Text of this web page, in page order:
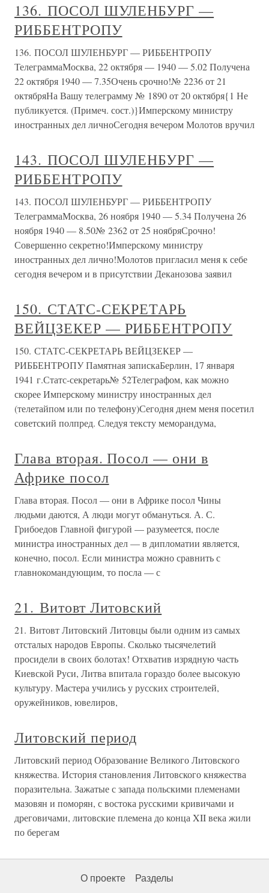
136. ПОСОЛ ШУЛЕНБУРГ —
РИББЕНТРОПУ
136. ПОСОЛ ШУЛЕНБУРГ — РИББЕНТРОПУ
ТелеграммаМосква, 22 октября — 1940 — 5.02 Получена
22 октября 1940 — 7.35Очень срочно!№ 2236 от 21
октябряНа Вашу телеграмму № 1890 от 20 октября{1 Не
публикуется. (Примеч. сост.)}Имперскому министру
иностранных дел личноСегодня вечером Молотов вручил
143. ПОСОЛ ШУЛЕНБУРГ —
РИББЕНТРОПУ
143. ПОСОЛ ШУЛЕНБУРГ — РИББЕНТРОПУ
ТелеграммаМосква, 26 ноября 1940 — 5.34 Получена 26
ноября 1940 — 8.50№ 2362 от 25 ноябряСрочно!
Совершенно секретно!Имперскому министру
иностранных дел лично!Молотов пригласил меня к себе
сегодня вечером и в присутствии Деканозова заявил
150. СТАТС-СЕКРЕТАРЬ
ВЕЙЦЗЕКЕР — РИББЕНТРОПУ
150. СТАТС-СЕКРЕТАРЬ ВЕЙЦЗЕКЕР —
РИББЕНТРОПУ Памятная запискаБерлин, 17 января
1941 г.Статс-секретарь№ 52Телеграфом, как можно
скорее Имперскому министру иностранных дел
(телетайпом или по телефону)Сегодня днем меня посетил
советский полпред. Следуя тексту меморандума,
Глава вторая. Посол — они в
Африке посол
Глава вторая. Посол — они в Африке посол Чины
людьми даются, А люди могут обмануться. А. С.
Грибоедов Главной фигурой — разумеется, после
министра иностранных дел — в дипломатии является,
конечно, посол. Если министра можно сравнить с
главнокомандующим, то посла — с
21. Витовт Литовский
21. Витовт Литовский Литовцы были одним из самых
отсталых народов Европы. Сколько тысячелетий
просидели в своих болотах! Отхватив изрядную часть
Киевской Руси, Литва впитала гораздо более высокую
культуру. Мастера учились у русских строителей,
оружейников, ювелиров,
Литовский период
Литовский период Образование Великого Литовского
княжества. История становления Литовского княжества
поразительна. Зажатые с запада польскими племенами
мазовян и поморян, с востока русскими кривичами и
дреговичами, литовские племена до конца XII века жили
по берегам
О проекте Разделы